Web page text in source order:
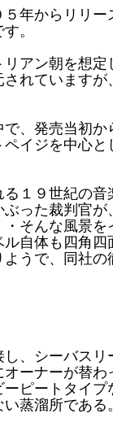
年からリリ
。
リアン朝を想
れていますが
、発売当初
イジを中心
１９世紀の
った裁判官
そんな風景
自体も四角四
うで、同社
、シーバス
ーナーが替
ピートタイ
蒸溜所である。